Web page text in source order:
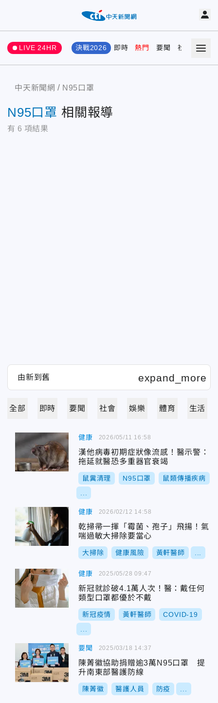
LIVE 24HR 決戰2026 即時 熱門 要聞 社會 娛樂
中天新聞網 N95口罩
N95口罩 相關報導
有 6 項結果
全部 即時 要聞 社會 娛樂 體育 生活
健康
漢他病毒初期症狀像流感！醫示警：
拖延就醫恐多重器官衰竭
鼠糞清理 N95口罩 鼠類傳播疾病
2026/05/11 16:58
健康
乾掃帚一揮「霉菌、孢子」飛揚！氣
喘過敏大掃除要當心
大掃除 健康風險 黃軒醫師
2026/02/12 14:58
健康
新冠就診破4.1萬人次！醫：戴任何
類型口罩都優於不戴
新冠疫情 黃軒醫師 COVID-19
2025/05/28 09:47
要聞
陳菁徽協助捐贈逾3萬N95口罩 提
升南東部醫護防線
陳菁徽 醫護人員 防疫
2025/03/18 14:37